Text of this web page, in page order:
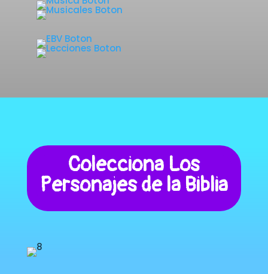
Colecciona Los
Personajes de la Biblia